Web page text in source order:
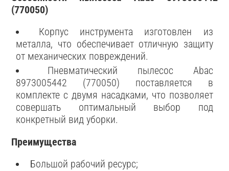
(770050)
Корпус инструмента изготовлен из
металла, что обеспечивает отличную защиту
от механических повреждений.
Пневматический пылесос Abac
8973005442 (770050) поставляется в
комплекте с двумя насадками, что позволяет
совершать оптимальный выбор под
конкретный вид уборки.
Преимущества
Большой рабочий ресурс;